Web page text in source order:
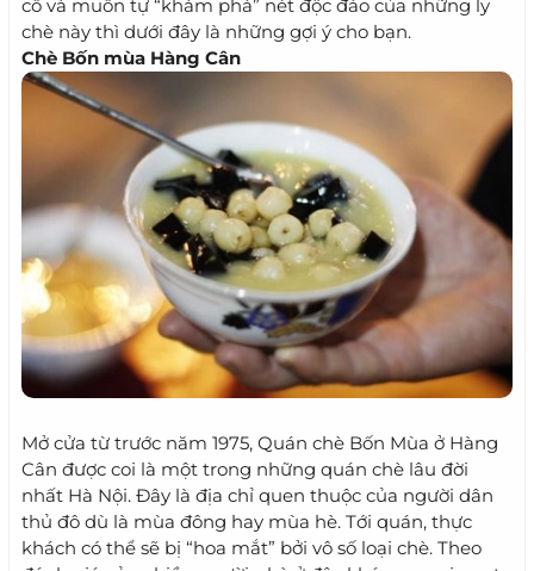
cổ và muốn tự “khám phá” nét độc đáo của những ly
chè này thì dưới đây là những gợi ý cho bạn.
Chè Bốn mùa Hàng Cân
Mở cửa từ trước năm 1975, Quán chè Bốn Mùa ở Hàng
Cân được coi là một trong những quán chè lâu đời
nhất Hà Nội. Đây là địa chỉ quen thuộc của người dân
thủ đô dù là mùa đông hay mùa hè. Tới quán, thực
khách có thể sẽ bị “hoa mắt” bởi vô số loại chè. Theo